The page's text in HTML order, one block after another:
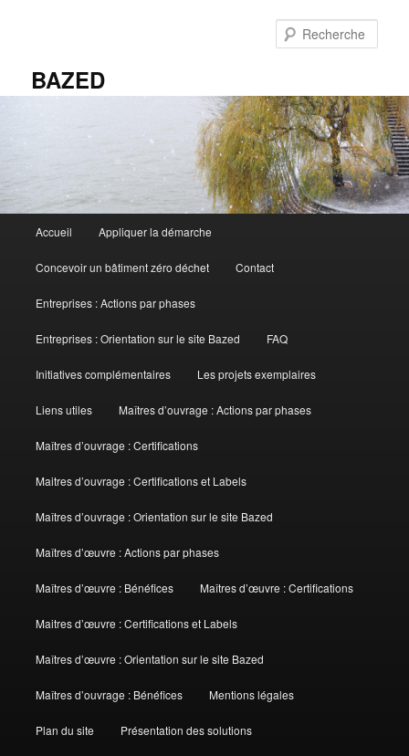
BAZED
principal
Accueil Appliquer la démarche
Concevoir un bâtiment zéro déchet Contact
Entreprises : Actions par phases
Entreprises : Orientation sur le site Bazed FAQ
Initiatives complémentaires Les projets exemplaires
Liens utiles Maîtres d’ouvrage : Actions par phases
Maîtres d’ouvrage : Certifications
Maitres d’ouvrage : Certifications et Labels
Maîtres d’ouvrage : Orientation sur le site Bazed
Maîtres d’œuvre : Actions par phases
Maîtres d’œuvre : Bénéfices Maîtres d’œuvre : Certifications
Maitres d’œuvre : Certifications et Labels
Maîtres d’œuvre : Orientation sur le site Bazed
Maîtres d’ouvrage : Bénéfices Mentions légales
Plan du site Présentation des solutions